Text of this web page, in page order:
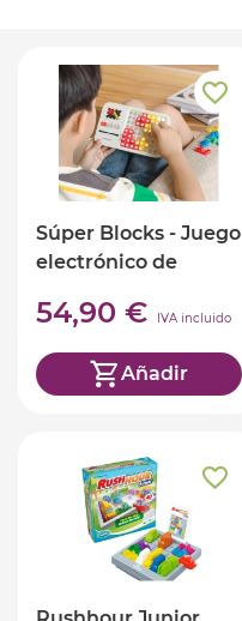
Súper Blocks - Juego
electrónico de
54,90 € IVA incluido
Añadir